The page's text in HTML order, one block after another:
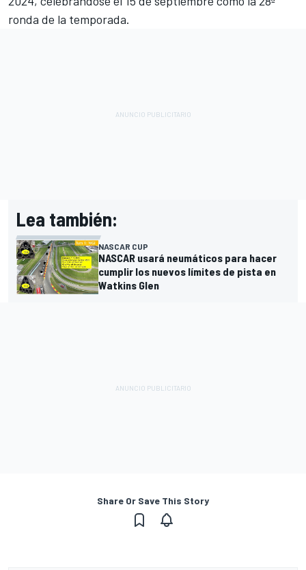
ronda de la temporada.
Lea también:
NASCAR CUP
NASCAR usará neumáticos para hacer
cumplir los nuevos límites de pista en
Watkins Glen
Share Or Save This Story